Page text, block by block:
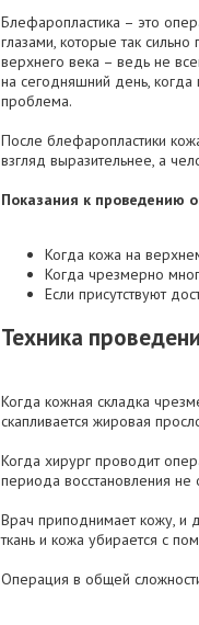
Блефаропластика – это
глазами, которые так
верхнего века – ведь не
на сегодняшний день, когда
проблема.
После блефаропластики
взгляд выразительнее, а
Показания к проведению
Когда кожа на
Когда чрезмерно
Если присутствуют
Техника
Когда кожная складка
скапливается жировая
Когда хирург проводит
периода восстановления не
Врач приподнимает кожу, и
ткань и кожа убирается с
Операция в общей